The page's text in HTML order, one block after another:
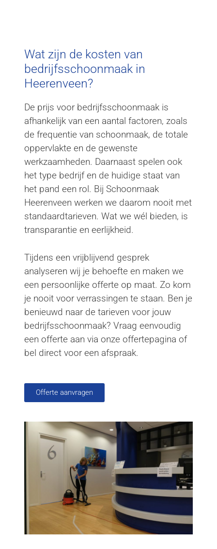
Wat zijn de kosten van
bedrijfsschoonmaak in
Heerenveen?
De prijs voor bedrijfsschoonmaak is
afhankelijk van een aantal factoren, zoals
de frequentie van schoonmaak, de totale
oppervlakte en de gewenste
werkzaamheden. Daarnaast spelen ook
het type bedrijf en de huidige staat van
het pand een rol. Bij Schoonmaak
Heerenveen werken we daarom nooit met
standaardtarieven. Wat we wél bieden, is
transparantie en eerlijkheid.
Tijdens een vrijblijvend gesprek
analyseren wij je behoefte en maken we
een persoonlijke offerte op maat. Zo kom
je nooit voor verrassingen te staan. Ben je
benieuwd naar de tarieven voor jouw
bedrijfsschoonmaak? Vraag eenvoudig
een offerte aan via onze offertepagina of
bel direct voor een afspraak.
Offerte aanvragen